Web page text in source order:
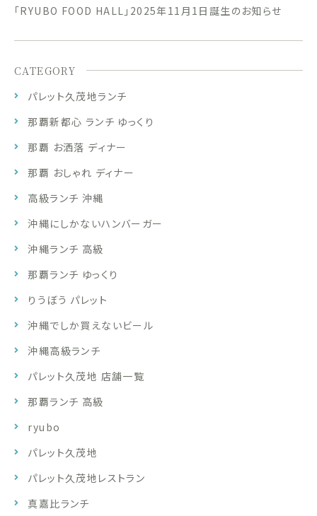
「RYUBO FOOD HALL」2025年11月1日誕生のお知らせ
CATEGORY
パレット久茂地ランチ
那覇新都心 ランチ ゆっくり
那覇 お洒落 ディナー
那覇 おしゃれ ディナー
高級ランチ 沖縄
沖縄にしかないハンバーガー
沖縄ランチ 高級
那覇ランチ ゆっくり
りうぼう パレット
沖縄でしか買えないビール
沖縄高級ランチ
パレット久茂地 店舗一覧
那覇ランチ 高級
ryubo
パレット久茂地
パレット久茂地レストラン
真嘉比ランチ